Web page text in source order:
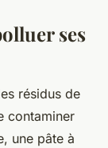
ses
résidus de
contaminer
une pâte à